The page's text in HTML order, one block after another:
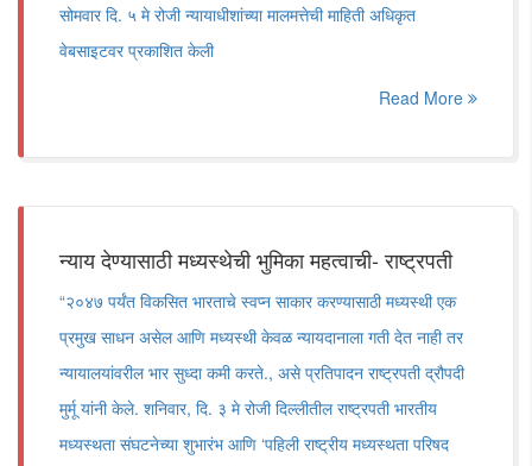
सोमवार दि. ५ मे रोजी न्यायाधीशांच्या मालमत्तेची माहिती अधिकृत
वेबसाइटवर प्रकाशित केली
Read More
न्याय देण्यासाठी मध्यस्थेची भुमिका महत्वाची- राष्ट्रपती
“२०४७ पर्यंत विकसित भारताचे स्वप्न साकार करण्यासाठी मध्यस्थी एक
प्रमुख साधन असेल आणि मध्यस्थी केवळ न्यायदानाला गती देत नाही तर
न्यायालयांवरील भार सुध्दा कमी करते., असे प्रतिपादन राष्ट्रपती द्रौपदी
मुर्मू यांनी केले. शनिवार, दि. ३ मे रोजी दिल्लीतील राष्ट्रपती भारतीय
मध्यस्थता संघटनेच्या शुभारंभ आणि ‘पहिली राष्ट्रीय मध्यस्थता परिषद